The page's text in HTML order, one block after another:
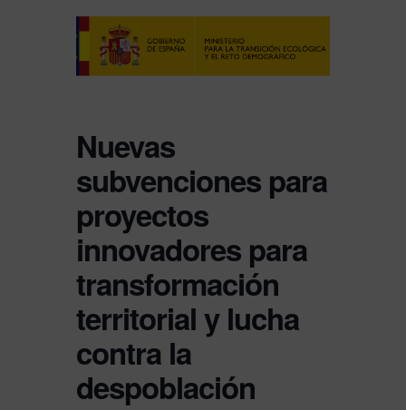
Nuevas
subvenciones para
proyectos
innovadores para
transformación
territorial y lucha
contra la
despoblación